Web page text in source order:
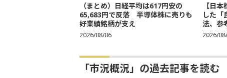
（まとめ）日経平均は617円安の
65,683円で反落 半導体株に売りも
好業績銘柄が支え
2026/08/06
【日
した「
法、参
2026/
「市況概況」の過去記事を読む